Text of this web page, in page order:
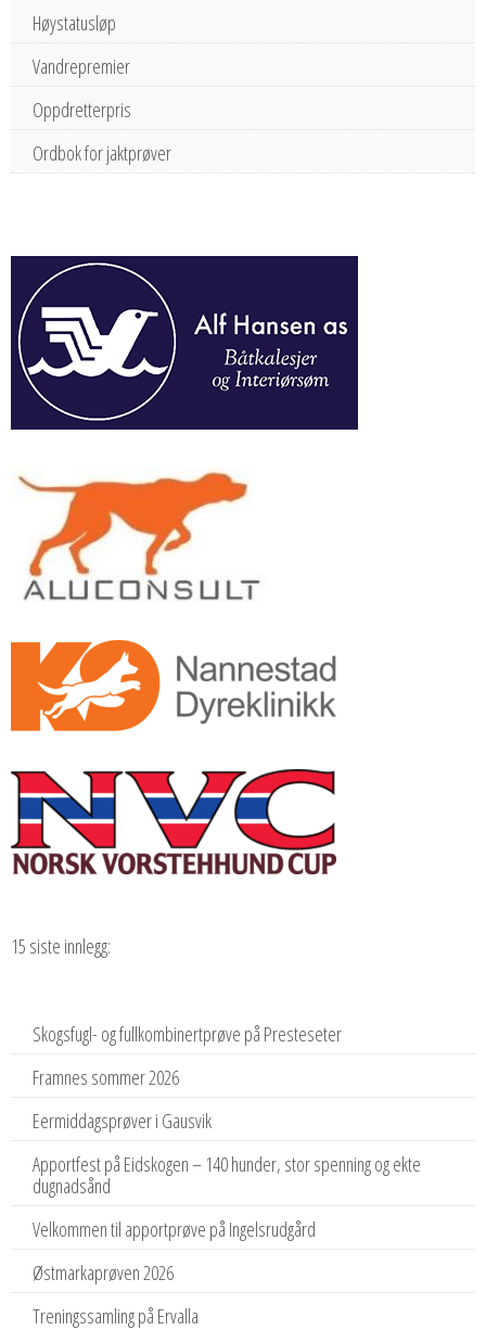
Høystatusløp
Vandrepremier
Oppdretterpris
Ordbok for jaktprøver
15 siste innlegg:
Skogsfugl- og fullkombinertprøve på Presteseter
Framnes sommer 2026
Eermiddagsprøver i Gausvik
Apportfest på Eidskogen – 140 hunder, stor spenning og ekte
dugnadsånd
Velkommen til apportprøve på Ingelsrudgård
Østmarkaprøven 2026
Treningssamling på Ervalla